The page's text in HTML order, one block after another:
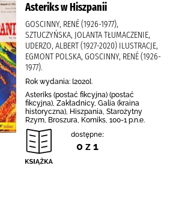
Asteriks w Hiszpanii
GOSCINNY, RENÉ (1926-1977),
SZTUCZYŃSKA, JOLANTA TŁUMACZENIE,
UDERZO, ALBERT (1927-2020) ILUSTRACJE,
EGMONT POLSKA, GOSCINNY, RENÉ (1926-
1977).
Rok wydania: [2020].
Asteriks (postać fikcyjna) (postać
fikcyjna), Zakładnicy, Galia (kraina
historyczna), Hiszpania, Starożytny
Rzym, Broszura, Komiks, 100-1 p.n.e.
dostępne:
0 z 1